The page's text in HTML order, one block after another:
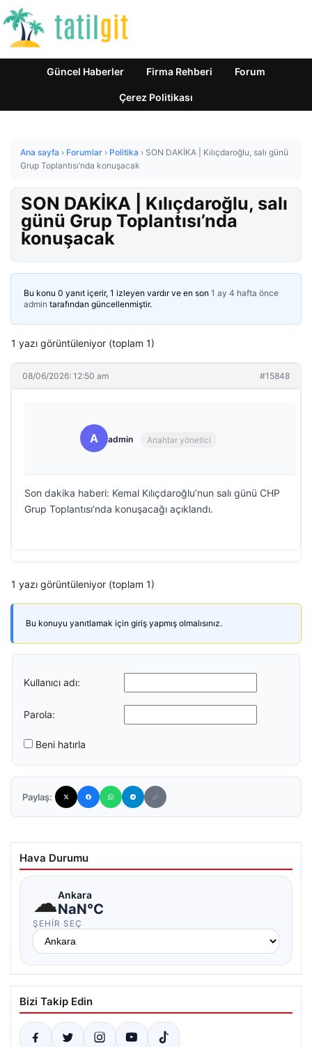
Güncel Haberler Firma Rehberi Forum
Çerez Politikası
Ana sayfa › Forumlar › Politika › SON DAKİKA | Kılıçdaroğlu, salı günü
Grup Toplantısı’nda konuşacak
SON DAKİKA | Kılıçdaroğlu, salı
günü Grup Toplantısı’nda
konuşacak
Bu konu 0 yanıt içerir, 1 izleyen vardır ve en son 1 ay 4 hafta önce
admin tarafından güncellenmiştir.
1 yazı görüntüleniyor (toplam 1)
08/06/2026: 12:50 am #15848
A admin Anahtar yönetici
Son dakika haberi: Kemal Kılıçdaroğlu’nun salı günü CHP
Grup Toplantısı’nda konuşacağı açıklandı.
1 yazı görüntüleniyor (toplam 1)
Bu konuyu yanıtlamak için giriş yapmış olmalısınız.
Kullanıcı adı:
Parola:
Beni hatırla
Paylaş:
Hava Durumu
☁Ankara
NaN°C
ŞEHIR SEÇ
Bizi Takip Edin